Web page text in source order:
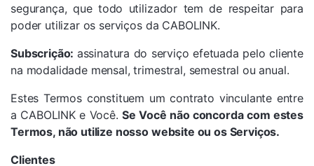
segurança, que todo utilizador tem de respeitar para
poder utilizar os serviços da CABOLINK.
Subscrição: assinatura do serviço efetuada pelo cliente
na modalidade mensal, trimestral, semestral ou anual.
Estes Termos constituem um contrato vinculante entre
a CABOLINK e Você.Se Você não concorda com estes
Termos, não utilize nosso website ou os Serviços.
Clientes